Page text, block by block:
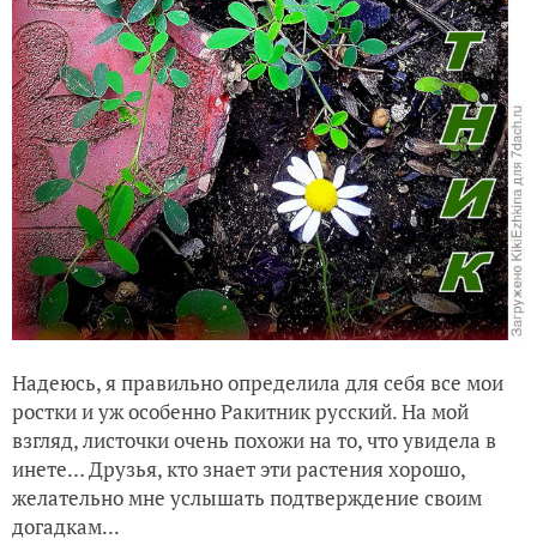
Надеюсь, я правильно определила для себя все мои
ростки и уж особенно Ракитник русский. На мой
взгляд, листочки очень похожи на то, что увидела в
инете… Друзья, кто знает эти растения хорошо,
желательно мне услышать подтверждение своим
догадкам...